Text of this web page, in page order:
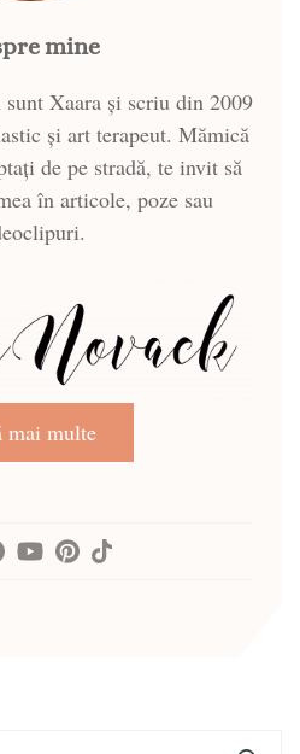
mine
Xaara și scriu din 2009
și art terapeut. Mămică
de pe stradă, te invit să
în articole, poze sau
mai multe